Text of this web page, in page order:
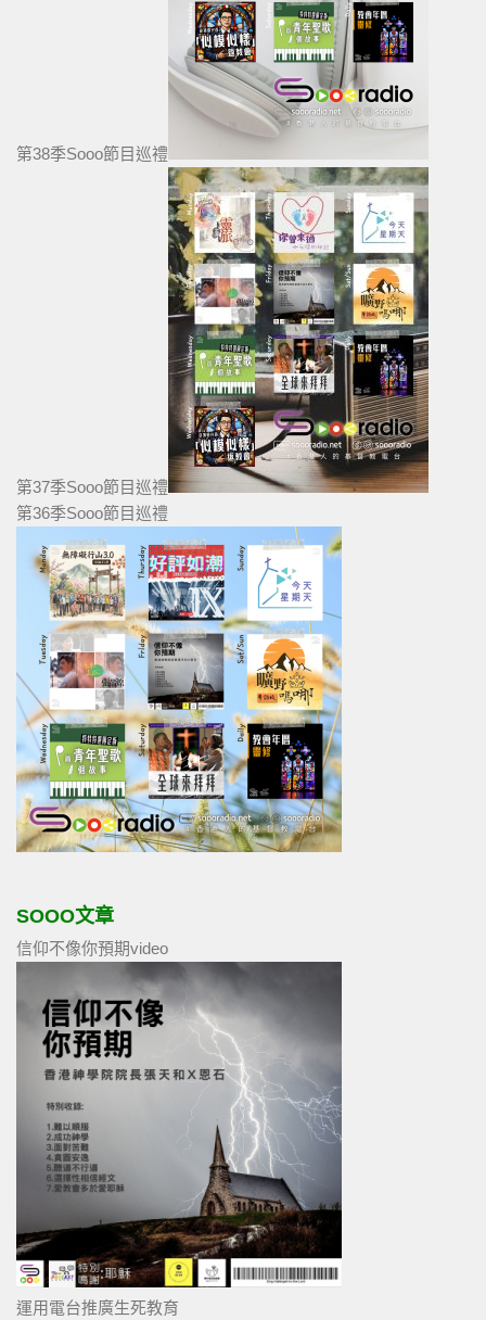
第38季Sooo節目巡禮
第37季Sooo節目巡禮
第36季Sooo節目巡禮
SOOO文章
信仰不像你預期video
運用電台推廣生死教育